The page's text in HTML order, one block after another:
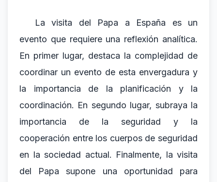
La visita del Papa a España es un
evento que requiere una reflexión analítica.
En primer lugar, destaca la complejidad de
coordinar un evento de esta envergadura y
la importancia de la planificación y la
coordinación. En segundo lugar, subraya la
importancia de la seguridad y la
cooperación entre los cuerpos de seguridad
en la sociedad actual. Finalmente, la visita
del Papa supone una oportunidad para